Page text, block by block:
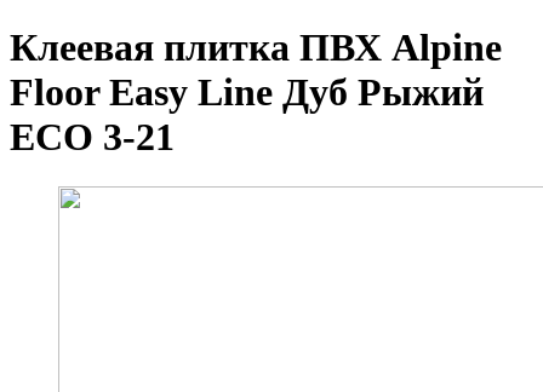
Клеевая плитка ПВХ Alpine
Floor Easy Line Дуб Рыжий
ЕСО 3-21